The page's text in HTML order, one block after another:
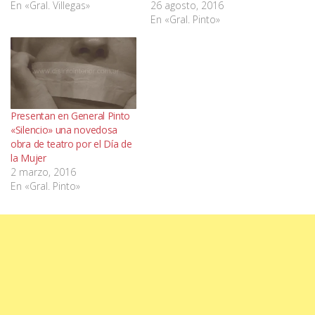
En «Gral. Villegas»
26 agosto, 2016
En «Gral. Pinto»
Presentan en General Pinto
«Silencio» una novedosa
obra de teatro por el Día de
la Mujer
2 marzo, 2016
En «Gral. Pinto»